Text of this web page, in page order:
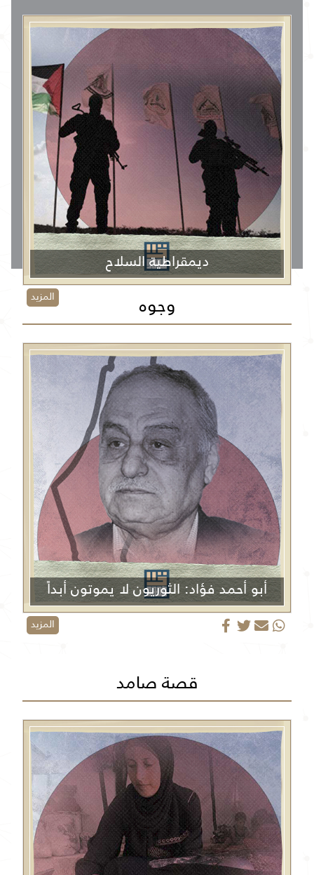
ديمقراطية السلاح
المزيد وجوه
أبو أحمد فؤاد: الثوريون لا يموتون أبداً
المزيد
قصة صامد